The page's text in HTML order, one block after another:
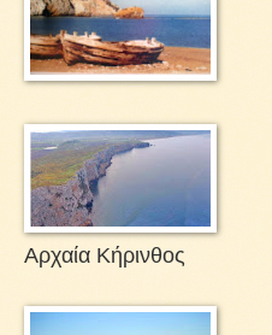
Αρχαία Κήρινθος